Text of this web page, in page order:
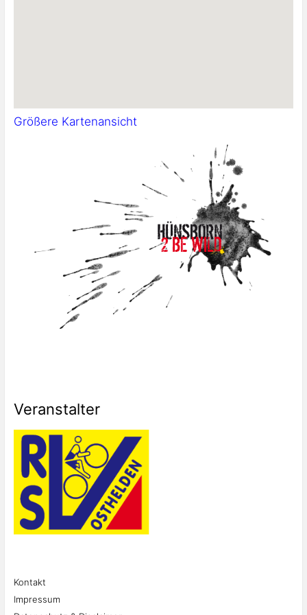
Größere Kartenansicht
Veranstalter
Kontakt
Impressum